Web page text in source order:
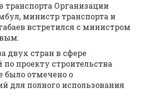
транспорта Организации
министр транспорта и
встретился с министром
двух стран в сфере
проекту строительства
было отмечено о
для полного использования